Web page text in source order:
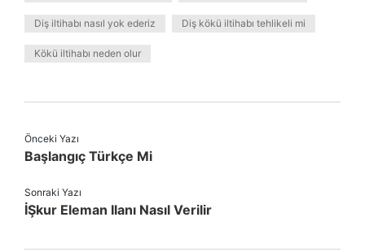
Diş iltihabı nasıl yok ederiz Diş kökü iltihabı tehlikeli mi
Kökü iltihabı neden olur
Önceki Yazı
Başlangıç Türkçe Mi
Sonraki Yazı
İŞkur Eleman Ilanı Nasıl Verilir